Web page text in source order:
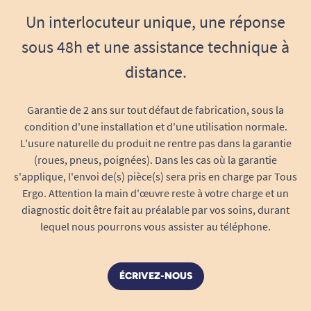
font en quelques secondes grâce à une
petite languette dissimulée sur le côté du
socle.
Cette caractéristique permet de diminuer le
le maintien de la propreté de la table.
Matériaux contrôlés pour un usage
alimentaire sûr
Silicone de qualité alimentairecertifié
LFGB et FDA : 0 compromis sur la sécurité
des utilisateurs, même en cas de contact
prolongé avec des aliments très chauds ou
Sans matériaux nocifs : utilisation fiable au
quotidien pour tous, y compris les bébés et
Un interlocuteur unique, une réponse
sous 48h et une assistance technique à
distance.
Garantie de 2 ans sur tout défaut de fabrication, sous la
condition d'une installation et d'une utilisation normale.
L'usure naturelle du produit ne rentre pas dans la garantie
(roues, pneus, poignées). Dans les cas où la garantie
s'applique, l'envoi de(s) pièce(s) sera pris en charge par Tous
Ergo. Attention la main d'œuvre reste à votre charge et un
diagnostic doit être fait au préalable par vos soins, durant
lequel nous pourrons vous assister au téléphone.
ÉCRIVEZ-NOUS